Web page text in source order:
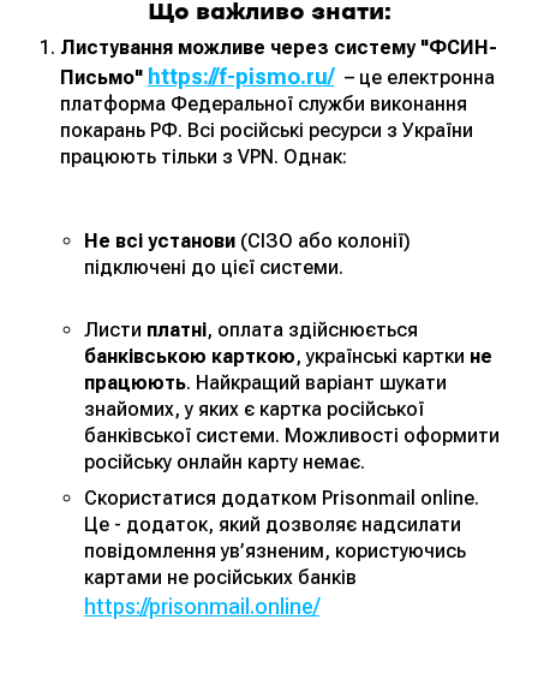
Що важливо знати:
Листування можливе через систему "ФСИН-
Письмо" https://f-pismo.ru/ – це електронна
платформа Федеральної служби виконання
покарань РФ. Всі російські ресурси з України
працюють тільки з VPN. Однак:
Не всі установи (СІЗО або колонії)
підключені до цієї системи.
Листи платні, оплата здійснюється
банківською карткою, українські картки не
працюють. Найкращий варіант шукати
знайомих, у яких є картка російської
банківської системи. Можливості оформити
російську онлайн карту немає.
Скористатися додатком Prisonmail online.
Це - додаток, який дозволяє надсилати
повідомлення ув’язненим, користуючись
картами не російських банків
https://prisonmail.online/